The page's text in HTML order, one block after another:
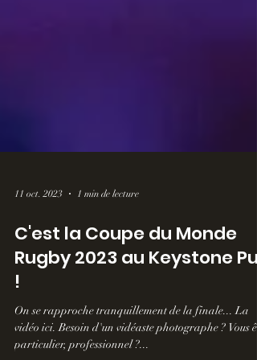
11 oct. 2023 1 min de lecture
C'est la Coupe du Monde
Rugby 2023 au Keystone
!